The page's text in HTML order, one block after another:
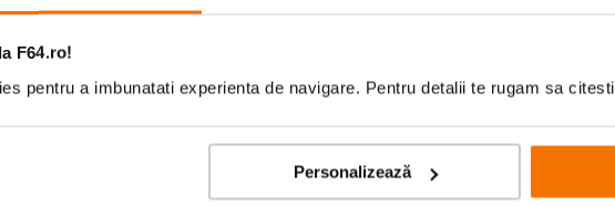
F64.ro!
pentru a imbunatati experienta de navigare. Pentru detalii te rugam sa citesti
Personalizează